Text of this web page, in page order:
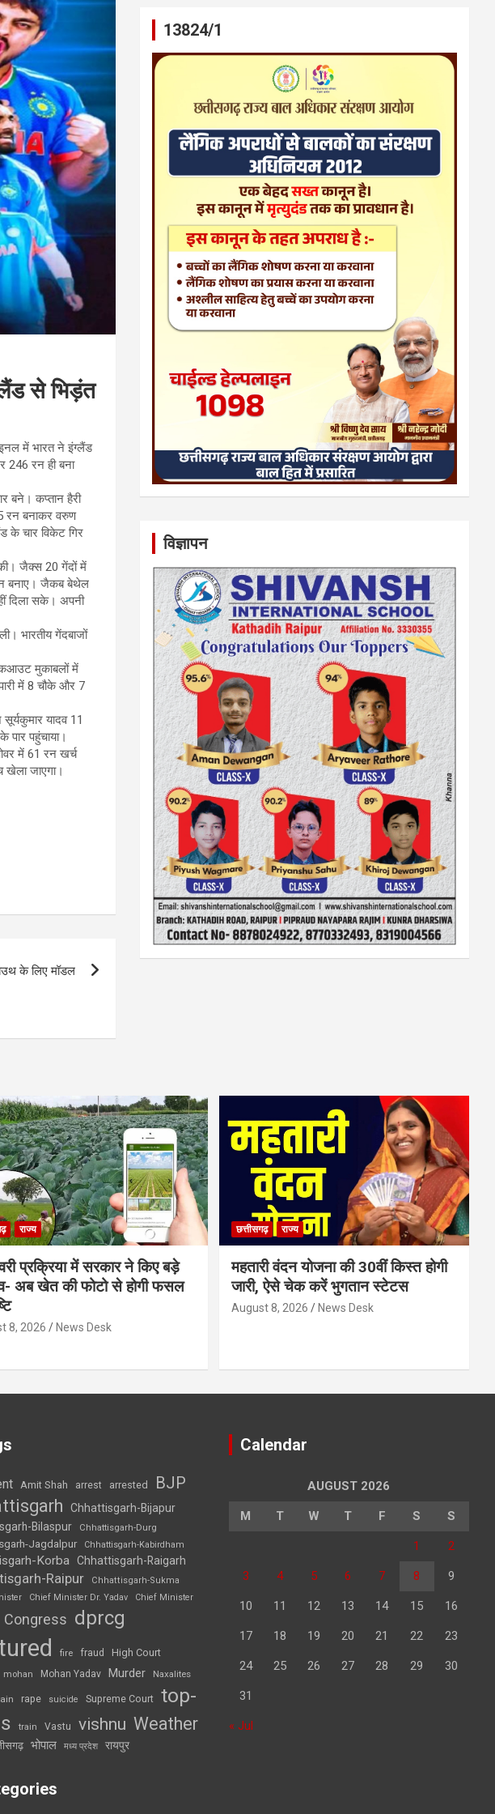
से भिड़ंत
में भारत ने इंग्लैंड
246 रन ही बना
बने। कप्तान हैरी
रन बनाकर वरुण
के चार विकेट गिर
जैक्स 20 गेंदों में
बनाए। जैकब बेथेल
दिला सके। अपनी
भारतीय गेंदबाजों
मुकाबलों में
में 8 चौके और 7
यादव 11
पहुंचाया।
में 61 रन खर्च
खेला जाएगा।
के लिए मॉडल
13824/1
विज्ञापन
राज्य
प्रक्रिया में सरकार ने किए बड़े
अब खेत की फोटो से होगी फसल
8, 2026 News Desk
छत्तीसगढ़ राज्य
महतारी वंदन योजना की 30वीं किस्त होगी
जारी, ऐसे चेक करें भुगतान स्टेटस
August 8, 2026 News Desk
Amit Shah arrest arrested BJP
Chhattisgarh-Bijapur
Bilaspur
Chhattisgarh-Durg
Jagdalpur Chhattisgarh-Kabirdham
Korba Chhattisgarh-Raigarh
Raipur
Chhattisgarh-Sukma
Chief Minister Dr. Yadav Chief Minister
Congress dprcg
fire fraud High Court
mohan Mohan Yadav Murder Naxalites
rape suicide Supreme Court top-
train Vastu vishnu Weather
भोपाल मध्य प्रदेश रायपुर
Calendar
AUGUST 2026
M T W T F S S
1 2
3 4 5 6 7 8 9
10 11 12 13 14 15 16
17 18 19 20 21 22 23
24 25 26 27 28 29 30
31
« Jul